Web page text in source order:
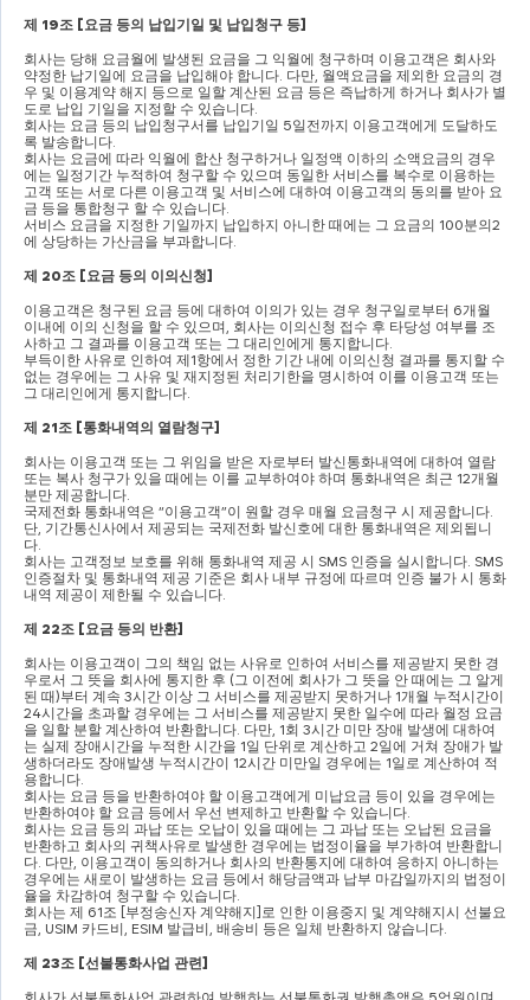
제 19조 [ 요금 등의 납입기일 및 납입청구 등]
회사는 당해 요금월에 발생된 요금을 그 익월에 청구하며 이용고객은 회사와
약정한 납기일에 요금을 납입해야 합니다 다만 월액요금을 제외한 요금의 경
우 및 이용계약 해지 등으로 일할 계산된 요금 등은 즉납하게 하거나 회사가 별
도로 납입 기일을 지정할 수 있습니다
회사는 요금 등의 납입청구서를 납입기일 5일전까지 이용고객에게 도달하도
록 발송합니다
회사는 요금에 따라 익월에 합산 청구하거나 일정액 이하의 소액요금의 경우
에는 일정기간 누적하여 청구할 수 있으며 동일한 서비스를 복수로 이용하는
고객 또는 서로 다른 이용고객 및 서비스에 대하여 이용고객의 동의를 받아 요
금 등을 통합청구 할 수 있습니다
서비스 요금을 지정한 기일까지 납입하지 아니한 때에는 그 요금의 100분의2
에 상당하는 가산금을 부과합니다
제 20조 [ 요금 등의 이의신청]
이용고객은 청구된 요금 등에 대하여 이의가 있는 경우 청구일로부터 6개월
이내에 이의 신청을 할 수 있으며 회사는 이의신청 접수 후 타당성 여부를 조
사하고 그 결과를 이용고객 또는 그 대리인에게 통지합니다
부득이한 사유로 인하여 제1항에서 정한 기간 내에 이의신청 결과를 통지할 수
없는 경우에는 그 사유 및 재지정된 처리기한을 명시하여 이를 이용고객 또는
그 대리인에게 통지합니다
제 21조 [통화내역의 열람청구]
회사는 이용고객 또는 그 위임을 받은 자로부터 발신통화내역에 대하여 열람
또는 복사 청구가 있을 때에는 이를 교부하여야 하며 통화내역은 최근 12개월
분만 제공합니다
국제전화 통화내역은 “이용고객”이 원할 경우 매월 요금청구 시 제공합니다
단 기간통신사에서 제공되는 국제전화 발신호에 대한 통화내역은 제외됩니
다
회사는 고객정보 보호를 위해 통화내역 제공 시 SMS 인증을 실시합니다
인증절차 및 통화내역 제공 기준은 회사 내부 규정에 따르며 인증 불가 시 통화
내역 제공이 제한될 수 있습니다
제 22조 [ 요금 등의 반환]
회사는 이용고객이 그의 책임 없는 사유로 인하여 서비스를 제공받지 못한 경
우로서 그 뜻을 회사에 통지한 후 (그 이전에 회사가 그 뜻을 안 때에는 그 알게
된 때)부터 계속 3시간 이상 그 서비스를 제공받지 못하거나 1
24시간을 초과할 경우에는 그 서비스를 제공받지 못한 일수에 따라 월정 요금
을 일할 분할 계산하여 반환합니다 다만 , 1회 3시간 미만 장애 발생에 대하여
는 실제 장애시간을 누적한 시간을 1일 단위로 계산하고 2일에 거쳐 장애가 발
생하더라도 장애발생 누적시간이 12시간 미만일 경우에는 1일로 계산하여 적
용합니다
회사는 요금 등을 반환하여야 할 이용고객에게 미납요금 등이 있을 경우에는
반환하여야 할 요금 등에서 우선 변제하고 반환할 수 있습니다
회사는 요금 등의 과납 또는 오납이 있을 때에는 그 과납 또는 오납된 요금을
반환하고 회사의 귀책사유로 발생한 경우에는 법정이율을 부가하여 반환합니
다 다만 이용고객이 동의하거나 회사의 반환통지에 대하여 응하지 아니하는
경우에는 새로이 발생하는 요금 등에서 해당금액과 납부 마감일까지의 법정이
율을 차감하여 청구할 수 있습니다
회사는 제 61조 [부정송신자 계약해지] 로 인한 이용중지 및 계약해지시 선불요
금 , USIM 카드비 , ESIM 발급비 배송비 등은 일체 반환하지 않습니다
제 23조 [선불통화사업 관련]